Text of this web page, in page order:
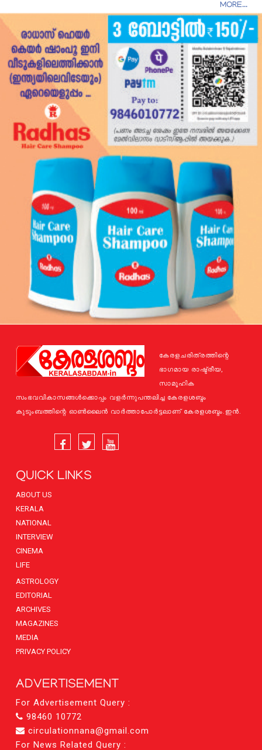
MORE...
കേരളചരിത്രത്തിന്റെ
ഭാഗമായ രാഷ്ട്രീയ,
സാമൂഹിക
സംഭവവികാസങ്ങള്‍ക്കൊപ്പം വളര്‍ന്നുപന്തലിച്ച കേരളശബ്ദം
കുടുംബത്തിന്റെ ഓണ്‍ലൈന്‍ വാര്‍ത്താപോര്‍ട്ടലാണ് കേരളശബ്ദം.ഇന്‍.
QUICK LINKS
ABOUT US
KERALA
NATIONAL
INTERVIEW
CINEMA
LIFE
ASTROLOGY
EDITORIAL
ARCHIVES
MAGAZINES
MEDIA
PRIVACY POLICY
ADVERTISEMENT
For Advertisement Query :
98460 10772
circulationnana@gmail.com
For News Related Query :